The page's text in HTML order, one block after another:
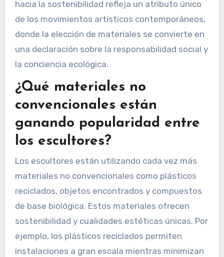
hacia la sostenibilidad refleja un atributo único
de los movimientos artísticos contemporáneos,
donde la elección de materiales se convierte en
una declaración sobre la responsabilidad social y
la conciencia ecológica.
¿Qué materiales no
convencionales están
ganando popularidad entre
los escultores?
Los escultores están utilizando cada vez más
materiales no convencionales como plásticos
reciclados, objetos encontrados y compuestos
de base biológica. Estos materiales ofrecen
sostenibilidad y cualidades estéticas únicas. Por
ejemplo, los plásticos reciclados permiten
instalaciones a gran escala mientras minimizan